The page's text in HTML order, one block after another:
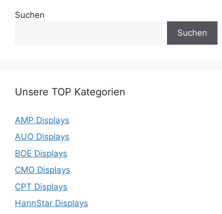
Suchen
Suchen
Unsere TOP Kategorien
AMP Displays
AUO Displays
BOE Displays
CMO Displays
CPT Displays
HannStar Displays